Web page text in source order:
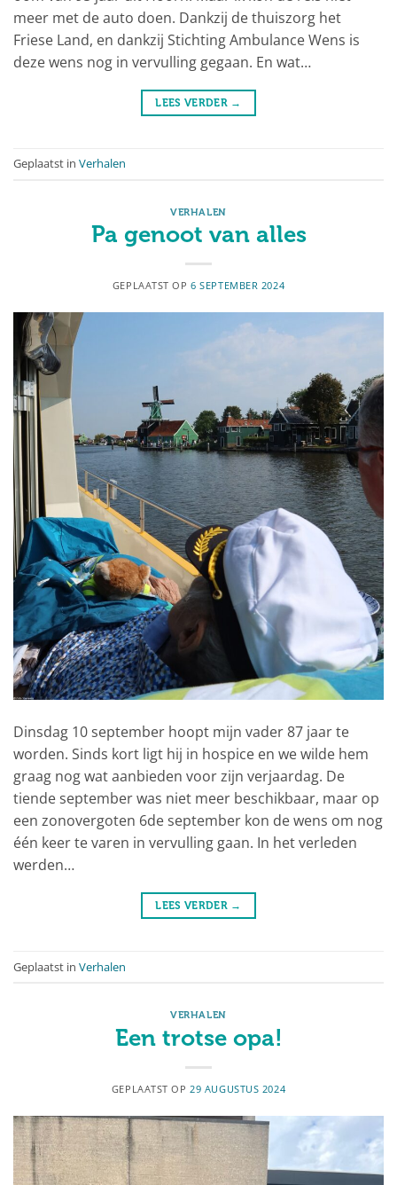
meer met de auto doen. Dankzij de thuiszorg het
Friese Land, en dankzij Stichting Ambulance Wens is
deze wens nog in vervulling gegaan. En wat…
LEES VERDER →
Geplaatst in Verhalen
VERHALEN
Pa genoot van alles
GEPLAATST OP6 SEPTEMBER 2024
Dinsdag 10 september hoopt mijn vader 87 jaar te
worden. Sinds kort ligt hij in hospice en we wilde hem
graag nog wat aanbieden voor zijn verjaardag. De
tiende september was niet meer beschikbaar, maar op
een zonovergoten 6de september kon de wens om nog
één keer te varen in vervulling gaan. In het verleden
werden…
LEES VERDER →
Geplaatst in Verhalen
VERHALEN
Een trotse opa!
GEPLAATST OP29 AUGUSTUS 2024